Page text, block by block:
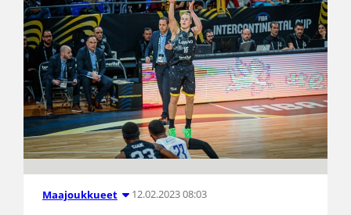
Maajoukkueet 12.02.2023 08:03